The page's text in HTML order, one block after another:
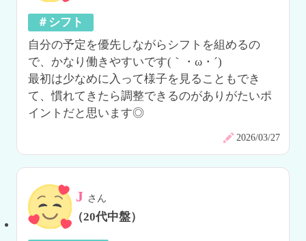
＃シフト
自分の予定を優先しながらシフトを組めるの
で、かなり働きやすいです(｀・ω・´)
最初は少なめに入って様子を見ることもでき
て、慣れてきたら調整できるのがありがたいポ
イントだと思います◎
2026/03/27
J さん
（20代中盤）